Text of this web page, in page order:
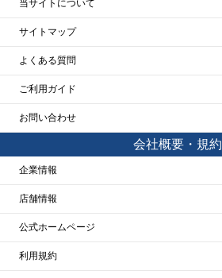
当サイトについて
サイトマップ
よくある質問
ご利用ガイド
お問い合わせ
会社概要・規約
企業情報
店舗情報
公式ホームページ
利用規約